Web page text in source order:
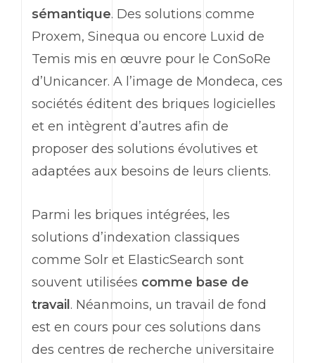
sémantique. Des solutions comme
Proxem, Sinequa ou encore Luxid de
Temis mis en œuvre pour le ConSoRe
d’Unicancer. A l’image de Mondeca, ces
sociétés éditent des briques logicielles
et en intègrent d’autres afin de
proposer des solutions évolutives et
adaptées aux besoins de leurs clients.
Parmi les briques intégrées, les
solutions d’indexation classiques
comme Solr et ElasticSearch sont
souvent utilisées comme base de
travail. Néanmoins, un travail de fond
est en cours pour ces solutions dans
des centres de recherche universitaire